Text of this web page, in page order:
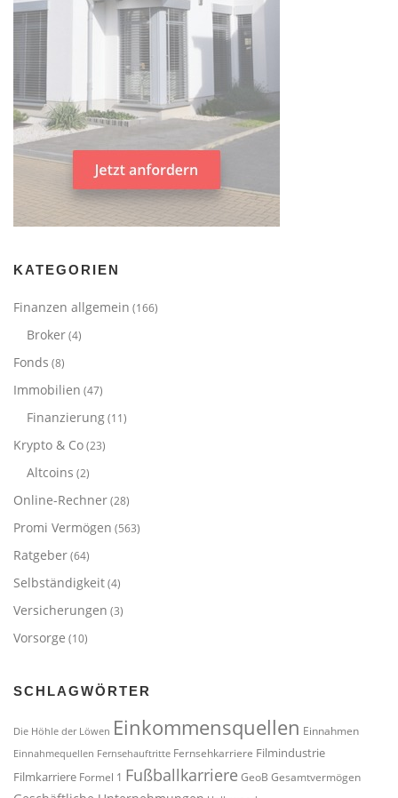
KATEGORIEN
Finanzen allgemein (166)
Broker(4)
Fonds (8)
Immobilien (47)
Finanzierung(11)
Krypto & Co(23)
Altcoins (2)
Online-Rechner(28)
Promi Vermögen (563)
Ratgeber(64)
Selbständigkeit(4)
Versicherungen (3)
Vorsorge (10)
SCHLAGWÖRTER
Die Höhle der Löwen Einkommensquellen Einnahmen
Einnahmequellen Fernsehauftritte Fernsehkarriere Filmindustrie
Filmkarriere Formel 1 Fußballkarriere GeoB Gesamtvermögen